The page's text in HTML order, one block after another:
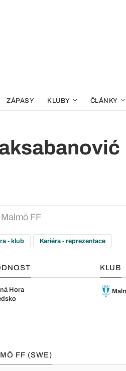
ZÁPASY KLUBY ČLÁNKY
Malmö FF
- klub Kariéra - reprezentace
Hora
KLUB
FF (SWE)